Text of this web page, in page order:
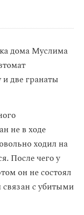
дома Муслима
две гранаты
не в ходе
ходил на
После чего у
он не состоял
связан с убитыми